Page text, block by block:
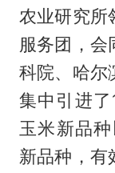
农业研究所
服务团，会
科院、哈尔
集中引进
玉米新品
新品种，有